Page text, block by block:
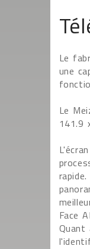
Le
une
Le
141.9
Face
Quant